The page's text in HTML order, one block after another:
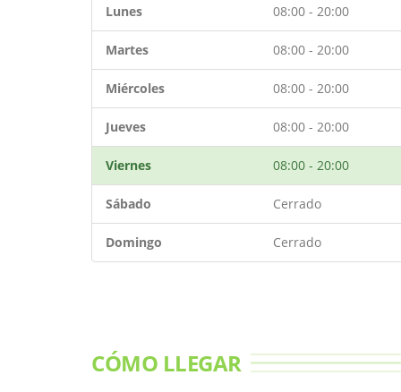
Lunes 08:00 - 20:00
Martes 08:00 - 20:00
Miércoles 08:00 - 20:00
Jueves 08:00 - 20:00
Viernes 08:00 - 20:00
Sábado Cerrado
Domingo Cerrado
CÓMO LLEGAR